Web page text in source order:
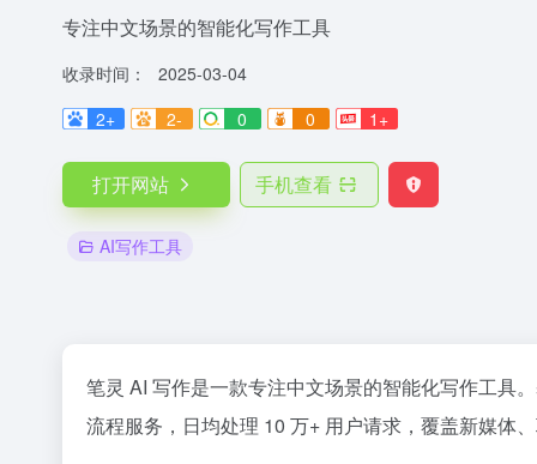
专注中文场景的智能化写作工具
收录时间：
2025-03-04
2+
2- 0 0 1+
打开网站 手机查看
AI写作工具
笔灵 AI 写作是一款专注中文场景的智能化写作工具
流程服务，日均处理 10 万+ 用户请求，覆盖新媒体